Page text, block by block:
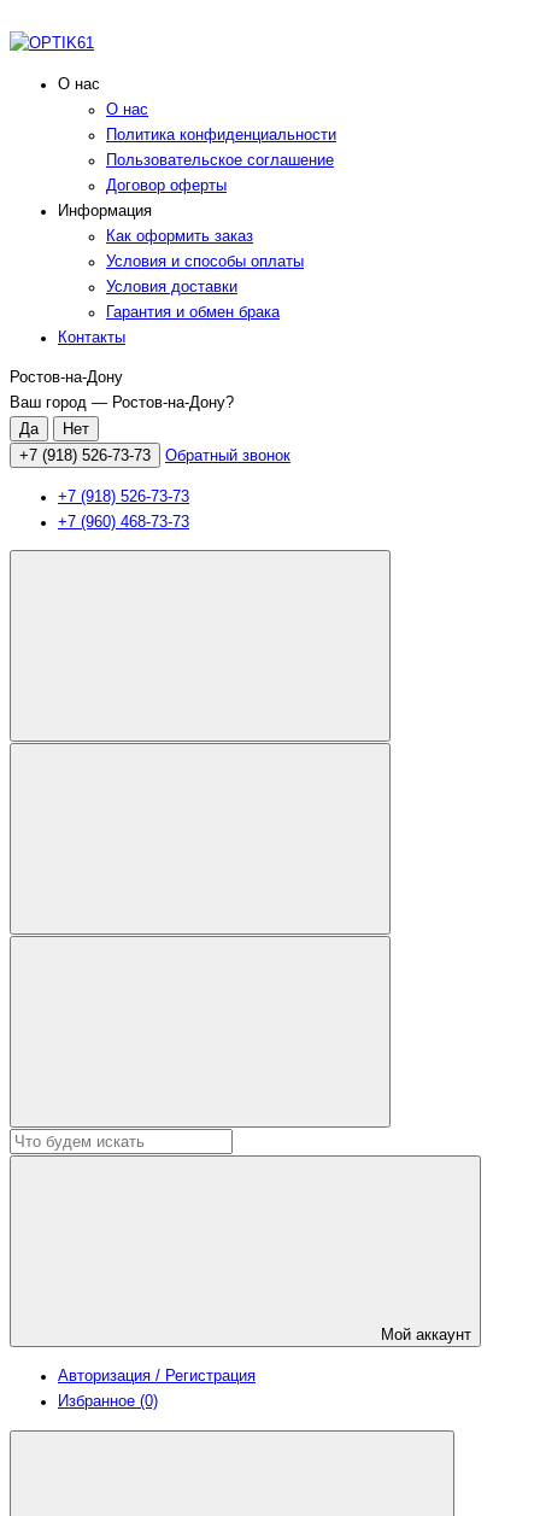
О нас
О нас
Политика конфиденциальности
Пользовательское соглашение
Договор оферты
Информация
Как оформить заказ
Условия и способы оплаты
Условия доставки
Гарантия и обмен брака
Контакты
Ростов-на-Дону
Ваш город — Ростов-на-Дону?
+7 (918) 526-73-73 Обратный звонок
+7 (918) 526-73-73
+7 (960) 468-73-73
Мой аккаунт
Авторизация / Регистрация
Избранное (0)